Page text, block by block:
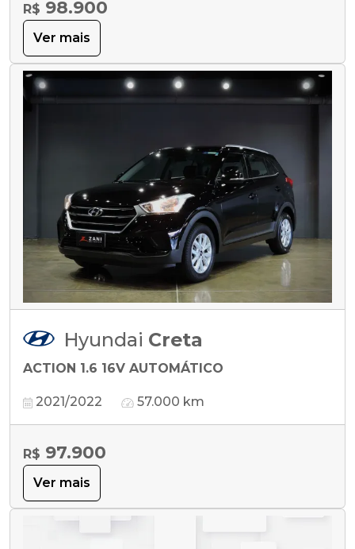
R$ 98.900
Ver mais
Hyundai Creta
ACTION 1.6 16V AUTOMÁTICO
2021/2022 57.000 km
R$ 97.900
Ver mais